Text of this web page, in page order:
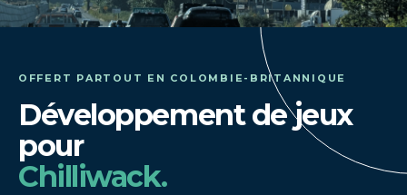
OFFERT PARTOUT EN COLOMBIE-BRITANNIQUE
Développement de jeux
pour
Chilliwack.